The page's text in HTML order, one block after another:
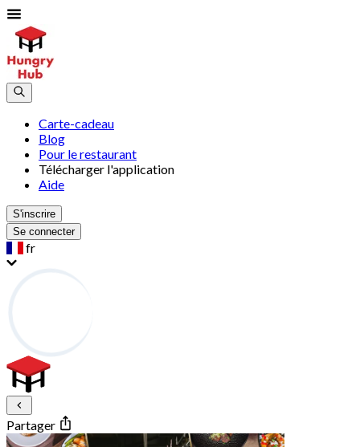
Carte-cadeau
Blog
Pour le restaurant
Télécharger l'application
Aide
S'inscrire
Se connecter
fr
Partager